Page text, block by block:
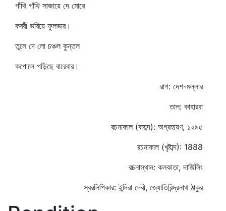
গাঁথি গাঁথি সাজায়ে দে মোরে
কবরী ভরিয়ে ফুলভার।
তুলে দে লো চঞ্চল কুন্তল
কপোলে পড়িছে বারেবার।
রাগ: দেশ-মল্লার
তাল: কাহারবা
রচনাকাল (বঙ্গাব্দ): অগ্রহায়ণ, ১২৯৫
রচনাকাল (খৃষ্টাব্দ): 1888
রচনাস্থান: কলকাতা, দার্জিলিং
স্বরলিপিকার: ইন্দিরা দেবী, জ্যোতিরিন্দ্রনাথ ঠাকুর